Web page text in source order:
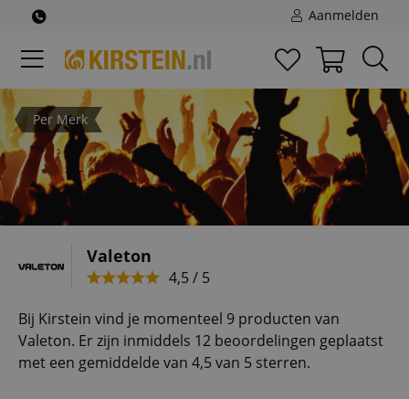
Aanmelden
Per Merk
Valeton
4,5 / 5
Bij Kirstein vind je momenteel 9 producten van
Valeton. Er zijn inmiddels 12 beoordelingen geplaatst
met een gemiddelde van 4,5 van 5 sterren.